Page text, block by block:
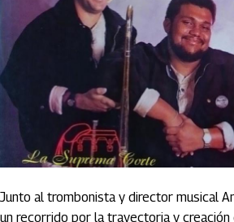
Junto al trombonista y director musical
un recorrido por la trayectoria y creación